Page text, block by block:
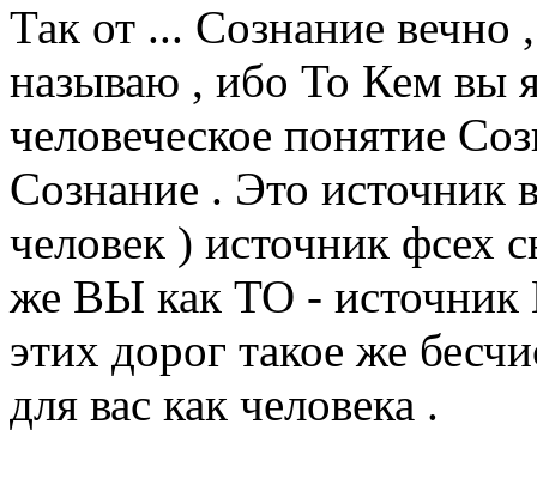
Так от ... Сознание вечно
называю , ибо То Кем вы
человеческое понятие
Сознание . Это источник
человек ) источник фсех
же ВЫ как ТО -
этих дорог такое же
для вас как человека .